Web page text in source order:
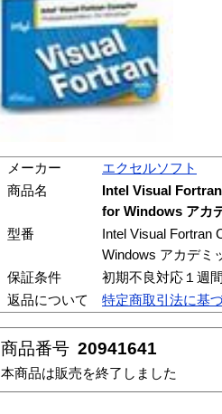
メーカー
エクセルソフト
商品名
Intel Visual
for Windows アカ
型番
Intel Visual Fortran
Windows アカデミ
保証条件
初期不良対応１週
返品について
特定商取引法に基
商品番号 20941641
本商品は販売を終了しました